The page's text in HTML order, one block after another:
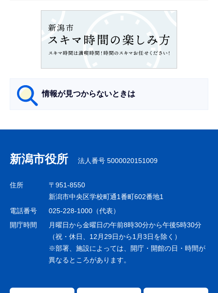
情報が見つからないときは
ナ
ビ
ゲ
シ
ョ
で
新潟市役所 法人番号 5000020151009
住所
〒951-8550
新潟市中央区学校町通1番町602番地1
電話番号
025-228-1000（代表）
開庁時間
月曜日から金曜日の午前8時30分から午後5時30分
（祝・休日、12月29日から1月3日を除く）
※部署、施設によっては、開庁・開館の日・時間が
異なるところがあります。